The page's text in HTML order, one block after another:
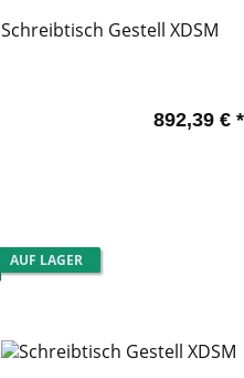
Schreibtisch Gestell XDSM
892,39 € *
AUF LAGER